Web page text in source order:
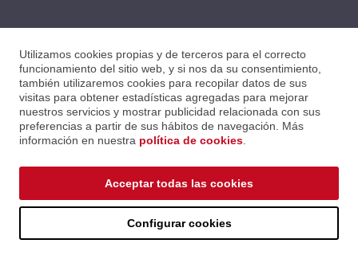
© 2026 ALGAM IBÉRICA HOLDING
Tel. +34 934 221
soporte@algamiberica.com
Utilizamos cookies propias y de terceros para el correcto
funcionamiento del sitio web, y si nos da su consentimiento,
también utilizaremos cookies para recopilar datos de sus
visitas para obtener estadísticas agregadas para mejorar
nuestros servicios y mostrar publicidad relacionada con sus
preferencias a partir de sus hábitos de navegación. Más
información en nuestra política de cookies
Configurar cookies
Acceptar todas las cookies